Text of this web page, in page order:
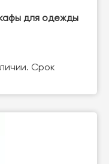
для одежды
Срок